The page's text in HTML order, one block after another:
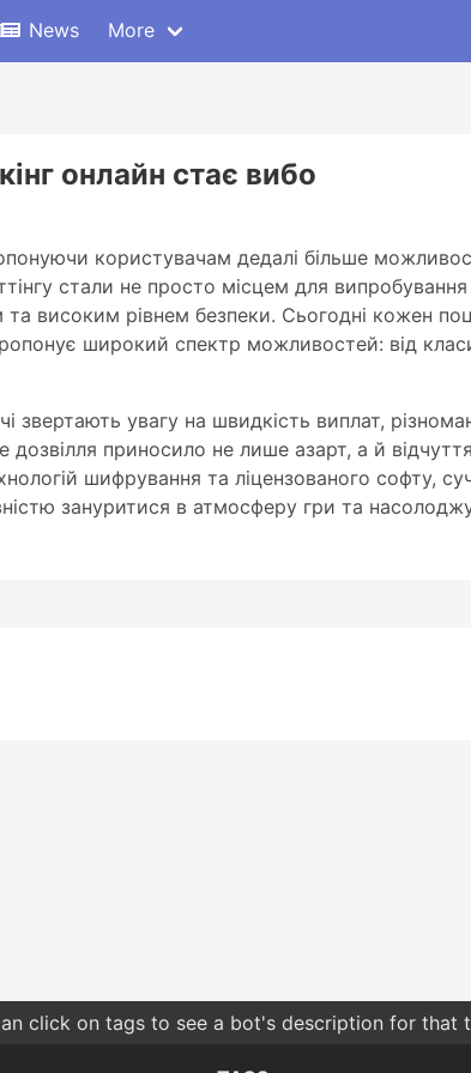
News More
онлайн стає вибо
користувачам дедалі більше
стали не просто місцем для випробування
високим рівнем безпеки. Сьогодні кожен
широкий спектр можливостей: від
увагу на швидкість виплат,
приносило не лише азарт, а й
шифрування та ліцензованого софту,
зануритися в атмосферу гри та
click on tags to see a bot's description for that